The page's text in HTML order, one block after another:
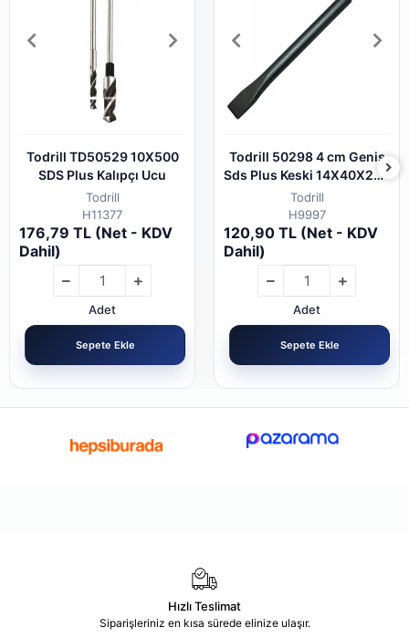
Todrill TD50529 10X500
SDS Plus Kalıpçı Ucu
Todrill
H11377
176,79 TL (Net - KDV
Dahil)
Adet
Sepete Ekle
Todrill 50298 4 cm Geniş
Sds Plus Keski 14X40X250
mm
Todrill
H9997
120,90 TL (Net - KDV
Dahil)
Adet
Sepete Ekle
Hızlı Teslimat
Siparişleriniz en kısa sürede elinize ulaşır.